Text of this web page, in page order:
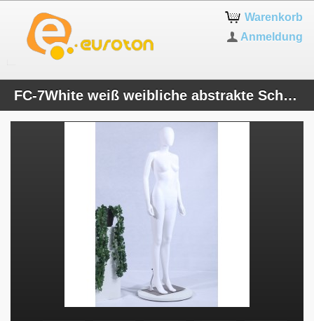
Warenkorb
Anmeldung
FC-7White weiß weibliche abstrakte Schaufensterpuppe mit Metallplatte